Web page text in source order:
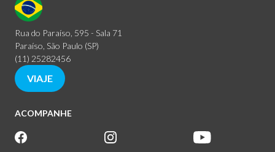
Rua do Paraíso, 595 - Sala 71
Paraíso, São Paulo (SP)
(11) 25282456
VIAJE
ACOMPANHE